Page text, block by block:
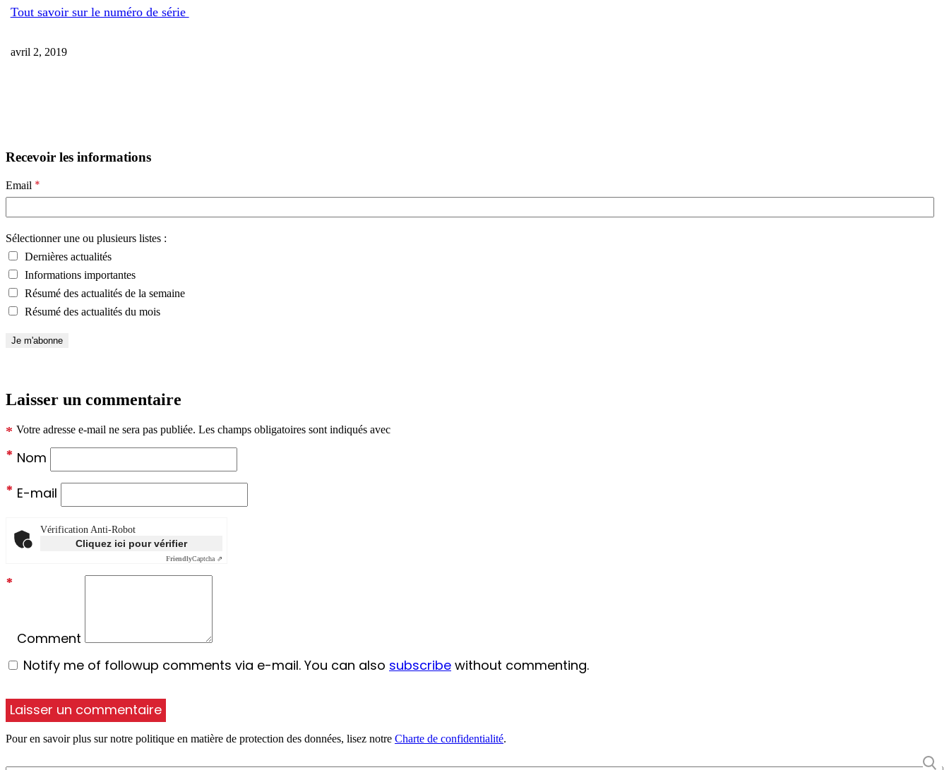
Tout savoir sur le numéro de série
avril 2, 2019
Recevoir les informations
Email *
Sélectionner une ou plusieurs listes :
Dernières actualités
Informations importantes
Résumé des actualités de la semaine
Résumé des actualités du mois
Laisser un commentaire
Votre adresse e-mail ne sera pas publiée. Les champs obligatoires sont indiqués avec
*
Nom
*
E-mail
*
Vérification Anti-Robot
Cliquez ici pour vérifier
FriendlyCaptcha ⇗
Comment
*
Notify me of followup comments via e-mail. You can also subscribe without commenting.
Pour en savoir plus sur notre politique en matière de protection des données, lisez notre Charte de confidentialité.